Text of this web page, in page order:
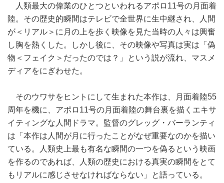
人類最大の偉業のひとつといわれるアポロ11号の月面着
陸。その歴史的瞬間はテレビで全世界に生中継され、人間
が＜リアル＞に月の上を歩く映像を見た当時の人々は興奮
し胸を熱くした。しかし後に、その映像や写真は実は「偽
物＜フェイク＞だったのでは？」という説が流れ、マスメ
ディアをにぎわせた。
そのウワサをヒントにして生まれた本作は、月面着陸55
周年を機に、アポロ11号の月面着陸の舞台裏を描くエキサ
イティングな人間ドラマ。監督のグレッグ・バーランティ
は「本作は人間が月に行ったことがなぜ重要なのかを描い
ている。人類史上最も有名な瞬間の一つを偽るという映画
を作るのであれば、人類の歴史における真実の瞬間をとて
もリアルに感じさせなければならない」と語っている。